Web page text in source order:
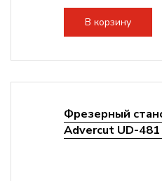
В корзину
Фрезерный
Advercut UD-